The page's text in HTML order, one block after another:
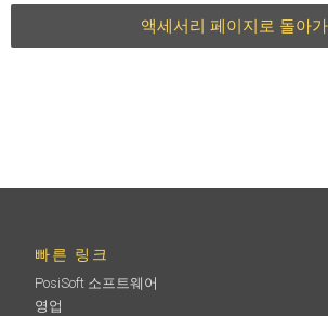
액세서리 페이지로 돌아
빠른 링크
PosiSoft 소프트웨어
영업